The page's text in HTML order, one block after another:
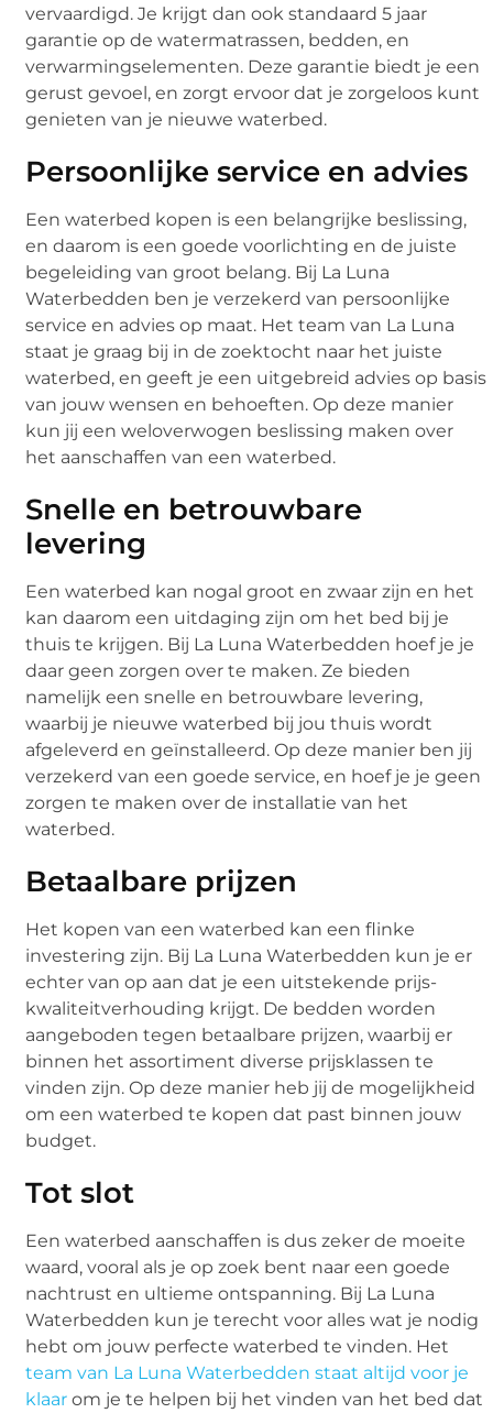
vervaardigd. Je krijgt dan ook standaard 5 jaar
garantie op de watermatrassen, bedden, en
verwarmingselementen. Deze garantie biedt je een
gerust gevoel, en zorgt ervoor dat je zorgeloos kunt
genieten van je nieuwe waterbed.
Persoonlijke service en advies
Een waterbed kopen is een belangrijke beslissing,
en daarom is een goede voorlichting en de juiste
begeleiding van groot belang. Bij La Luna
Waterbedden ben je verzekerd van persoonlijke
service en advies op maat. Het team van La Luna
staat je graag bij in de zoektocht naar het juiste
waterbed, en geeft je een uitgebreid advies op basis
van jouw wensen en behoeften. Op deze manier
kun jij een weloverwogen beslissing maken over
het aanschaffen van een waterbed.
Snelle en betrouwbare
levering
Een waterbed kan nogal groot en zwaar zijn en het
kan daarom een uitdaging zijn om het bed bij je
thuis te krijgen. Bij La Luna Waterbedden hoef je je
daar geen zorgen over te maken. Ze bieden
namelijk een snelle en betrouwbare levering,
waarbij je nieuwe waterbed bij jou thuis wordt
afgeleverd en geïnstalleerd. Op deze manier ben jij
verzekerd van een goede service, en hoef je je geen
zorgen te maken over de installatie van het
waterbed.
Betaalbare prijzen
Het kopen van een waterbed kan een flinke
investering zijn. Bij La Luna Waterbedden kun je er
echter van op aan dat je een uitstekende prijs-
kwaliteitverhouding krijgt. De bedden worden
aangeboden tegen betaalbare prijzen, waarbij er
binnen het assortiment diverse prijsklassen te
vinden zijn. Op deze manier heb jij de mogelijkheid
om een waterbed te kopen dat past binnen jouw
budget.
Tot slot
Een waterbed aanschaffen is dus zeker de moeite
waard, vooral als je op zoek bent naar een goede
nachtrust en ultieme ontspanning. Bij La Luna
Waterbedden kun je terecht voor alles wat je nodig
hebt om jouw perfecte waterbed te vinden. Het
team van La Luna Waterbedden staat altijd voor je
klaar om je te helpen bij het vinden van het bed dat